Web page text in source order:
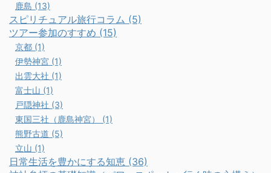
鹿島 (13)
スピリチュアル旅行コラム (5)
ツアー参加のすすめ (15)
京都 (1)
伊勢神宮 (1)
出雲大社 (1)
富士山 (1)
戸隠神社 (3)
東国三社（鹿島神宮） (1)
熊野古道 (5)
立山 (1)
日常生活を豊かにする知恵 (36)